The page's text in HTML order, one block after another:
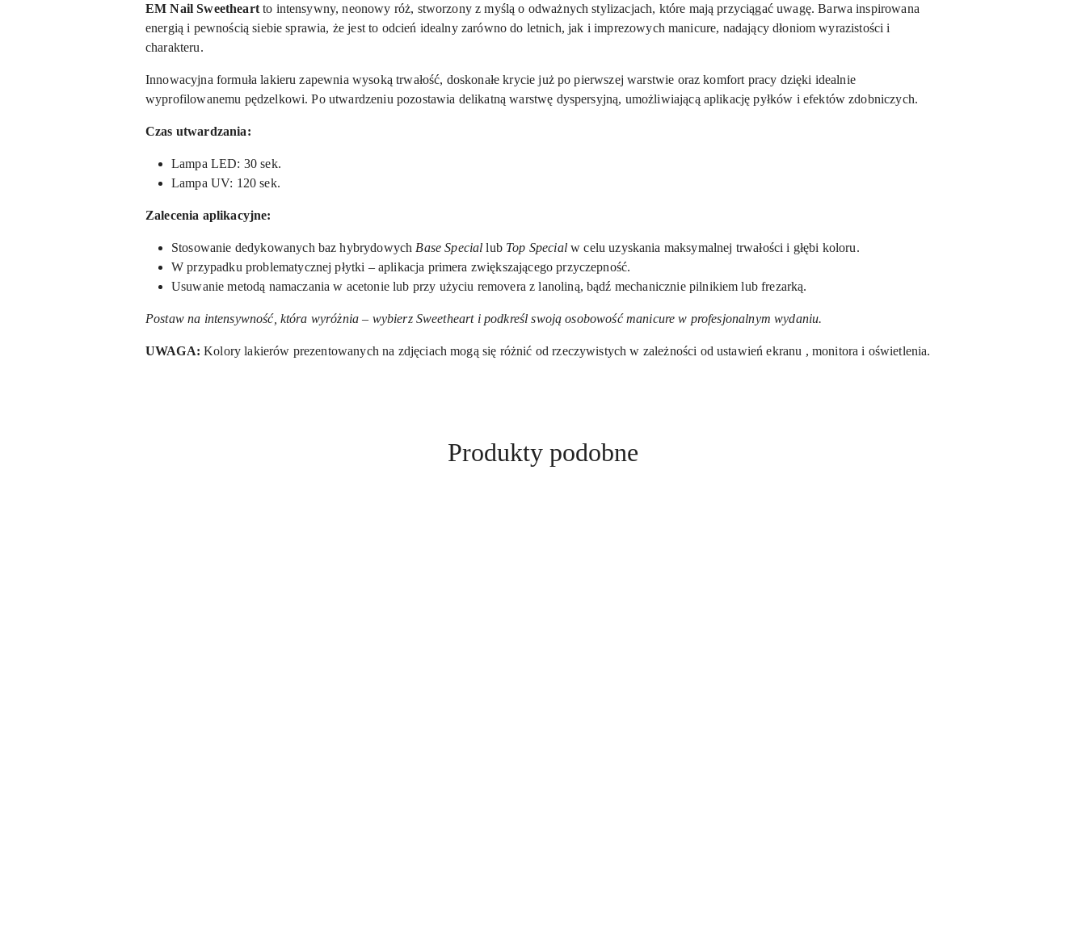
EM Nail Sweetheartto intensywny, neonowy róż, stworzony z myślą o odważnych stylizacjach, które mają przyciągać uwagę. Barwa inspirowana
energią i pewnością siebie sprawia, że jest to odcień idealny zarówno do letnich, jak i imprezowych manicure, nadający dłoniom wyrazistości i
charakteru.
Innowacyjna formuła lakieru zapewnia wysoką trwałość, doskonałe krycie już po pierwszej warstwie oraz komfort pracy dzięki idealnie
wyprofilowanemu pędzelkowi. Po utwardzeniu pozostawia delikatną warstwę dyspersyjną, umożliwiającą aplikację pyłków i efektów zdobniczych.
Czas utwardzania:
Lampa LED: 30 sek.
Lampa UV: 120 sek.
Zalecenia aplikacyjne:
Stosowanie dedykowanych baz hybrydowych Base Special lub Top Specialw celu uzyskania maksymalnej trwałości i głębi koloru.
W przypadku problematycznej płytki – aplikacja primera zwiększającego przyczepność.
Usuwanie metodą namaczania w acetonie lub przy użyciu removera z lanoliną, bądź mechanicznie pilnikiem lub frezarką.
Postaw na intensywność, która wyróżnia – wybierz Sweetheart i podkreśl swoją osobowość manicure w profesjonalnym wydaniu.
UWAGA: Kolory lakierów prezentowanych na zdjęciach mogą się różnić od rzeczywistych w zależności od ustawień ekranu , monitora i oświetlenia.
Produkty
Produkty podobne